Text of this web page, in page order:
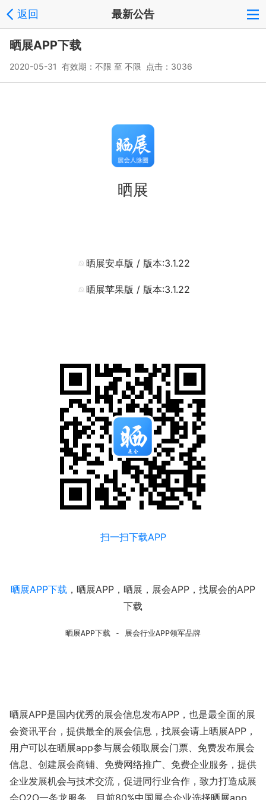
返回 最新公告
晒展APP下载
2020-05-31 有效期：不限 至 不限 点击：3036
晒展
晒展安卓版 / 版本:3.1.22
晒展苹果版 / 版本:3.1.22
扫一扫下载APP
晒展APP下载 ， 晒展APP， 晒展， 展会APP， 找展会的APP
下载
晒展APP下载 - 展会行业APP领军品牌
晒展APP是国内优秀的展会信息发布APP，也是最全面的展
会资讯平台，提供最全的展会信息，找展会请上晒展APP，
用户可以在晒展app参与展会领取展会门票、免费发布展会
信息、创建展会商铺、免费网络推广、免费企业服务，提供
企业发展机会与技术交流，促进同行业合作，致力打造成展
会O2O一条龙服务，目前80%中国展会企业选择晒展app，